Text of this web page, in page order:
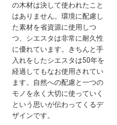
の木材は決して使われたこと
はありません。環境に配慮し
た素材を省資源に使用しつ
つ、シエスタは非常に耐久性
に優れています。きちんと手
入れをしたシエスタは50年を
経過してもなお使用されてい
ます。自然への配慮と一つの
モノを永く大切に使っていく
という思いが伝わってくるデ
ザインです。